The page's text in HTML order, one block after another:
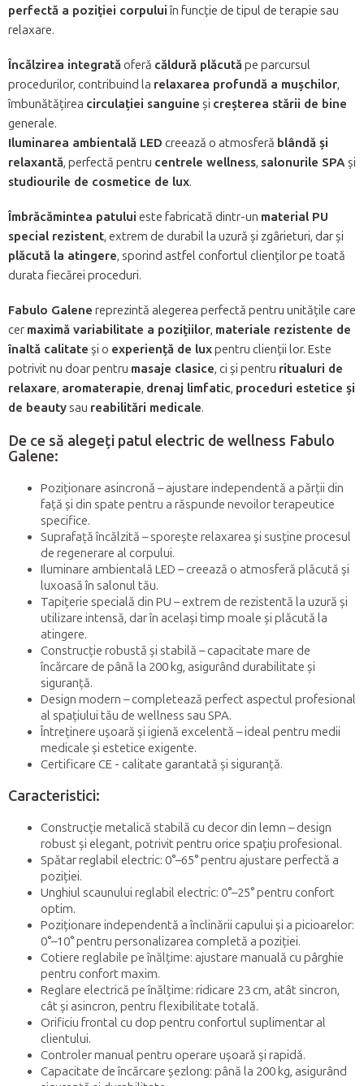
perfectă a poziției corpuluiîn funcție de tipul de terapie sau
relaxare.
Încălzirea integratăoferă căldură plăcutăpe parcursul
procedurilor, contribuind la relaxarea profundă a mușchilor,
îmbunătățirea circulației sanguine și creșterea stării de bine
generale.
Iluminarea ambientală LED creează o atmosferă blândă și
relaxantă, perfectă pentru centrele wellness, salonurile SPAși
studiourile de cosmetice de lux.
Îmbrăcămintea patului este fabricată dintr-un material PU
special rezistent, extrem de durabil la uzură și zgârieturi, dar și
plăcută la atingere, sporind astfel confortul clienților pe toată
durata fiecărei proceduri.
Fabulo Galene reprezintă alegerea perfectă pentru unitățile care
cer maximă variabilitate a pozițiilor, materiale rezistente de
înaltă calitate și o experiență de luxpentru clienții lor. Este
potrivit nu doar pentru masaje clasice, ci și pentru ritualuri de
relaxare, aromaterapie, drenaj limfatic, proceduri estetice și
de beautysau reabilitări medicale.
De ce să alegeți patul electric de wellness Fabulo
Galene:
Poziționare asincronă – ajustare independentă a părții din
față și din spate pentru a răspunde nevoilor terapeutice
specifice.
Suprafață încălzită – sporește relaxarea și susține procesul
de regenerare al corpului.
Iluminare ambientală LED – creează o atmosferă plăcută și
luxoasă în salonul tău.
Tapițerie specială din PU – extrem de rezistentă la uzură și
utilizare intensă, dar în același timp moale și plăcută la
atingere.
Construcție robustă și stabilă – capacitate mare de
încărcare de până la 200 kg, asigurând durabilitate și
siguranță.
Design modern – completează perfect aspectul profesional
al spațiului tău de wellness sau SPA.
Întreținere ușoară și igienă excelentă – ideal pentru medii
medicale și estetice exigente.
Certificare CE - calitate garantată și siguranță.
Caracteristici:
Construcție metalică stabilă cu decor din lemn – design
robust și elegant, potrivit pentru orice spațiu profesional.
Spătar reglabil electric: 0°–65° pentru ajustare perfectă a
poziției.
Unghiul scaunului reglabil electric: 0°–25° pentru confort
optim.
Poziționare independentă a înclinării capului și a picioarelor:
0°–10° pentru personalizarea completă a poziției.
Cotiere reglabile pe înălțime: ajustare manuală cu pârghie
pentru confort maxim.
Reglare electrică pe înălțime: ridicare 23 cm, atât sincron,
cât și asincron, pentru flexibilitate totală.
Orificiu frontal cu dop pentru confortul suplimentar al
clientului.
Controler manual pentru operare ușoară și rapidă.
Capacitate de încărcare șezlong: până la 200 kg, asigurând